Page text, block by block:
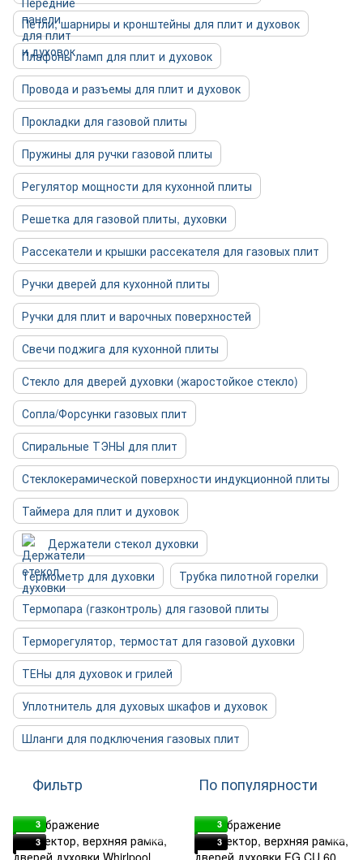
Петли, шарниры и кронштейны для плит и духовок
Плафоны ламп для плит и духовок
Провода и разъемы для плит и духовок
Прокладки для газовой плиты
Пружины для ручки газовой плиты
Регулятор мощности для кухонной плиты
Решетка для газовой плиты, духовки
Рассекатели и крышки рассекателя для газовых плит
Ручки дверей для кухонной плиты
Ручки для плит и варочных поверхностей
Свечи поджига для кухонной плиты
Стекло для дверей духовки (жаростойкое стекло)
Сопла/Форсунки газовых плит
Спиральные ТЭНЫ для плит
Стеклокерамической поверхности индукционной плиты
Таймера для плит и духовок
Держатели стекол духовки
Термометр для духовки
Трубка пилотной горелки
Термопара (газконтроль) для газовой плиты
Терморегулятор, термостат для газовой духовки
ТЕНы для духовок и грилей
Уплотнитель для духовых шкафов и духовок
Шланги для подключения газовых плит
Фильтр По популярности
3
3
3
3